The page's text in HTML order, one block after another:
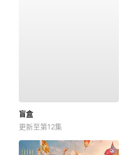
盲盒
更新至第12集